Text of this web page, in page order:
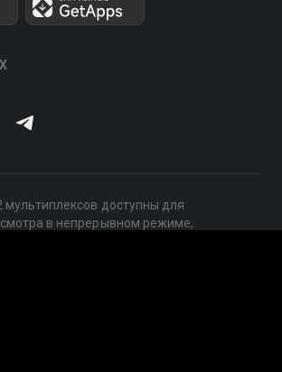
мультиплексов доступны для
в непрерывном режиме,